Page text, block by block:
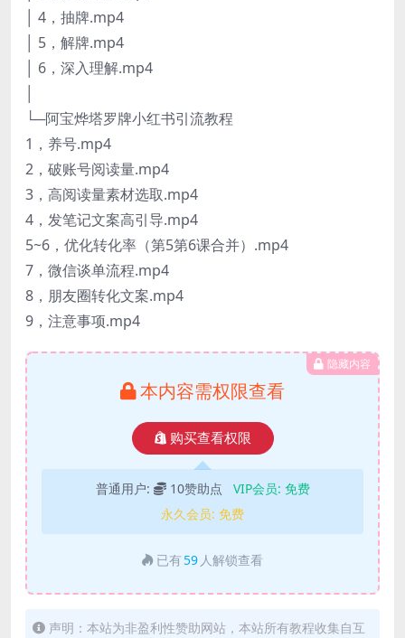
│ 4，抽牌.mp4
│ 5，解牌.mp4
│ 6，深入理解.mp4
└─阿宝烨塔罗牌小红书引流教程
1，养号.mp4
2，破账号阅读量.mp4
3，高阅读量素材选取.mp4
4，发笔记文案高引导.mp4
5~6，优化转化率（第5第6课合并）.mp4
7，微信谈单流程.mp4
8，朋友圈转化文案.mp4
9，注意事项.mp4
隐藏内容
本内容需权限查看
购买查看权限
普通用户: 10赞助点 VIP会员: 免费
永久会员: 免费
已有 59 人解锁查看
声明：本站为非盈利性赞助网站，本站所有教程收集自互